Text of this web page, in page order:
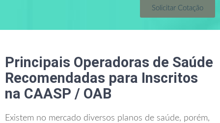
Solicitar Cotação
Principais Operadoras de Saúde
Recomendadas para Inscritos
na CAASP / OAB
Existem no mercado diversos planos de saúde, porém,